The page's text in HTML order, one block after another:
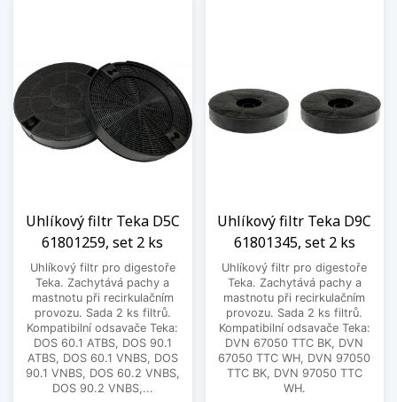
Uhlíkový filtr Teka D5C
61801259, set 2 ks
Uhlíkový filtr pro digestoře
Teka. Zachytává pachy a
mastnotu při recirkulačním
provozu. Sada 2 ks filtrů.
Kompatibilní odsavače Teka:
DOS 60.1 ATBS, DOS 90.1
ATBS, DOS 60.1 VNBS, DOS
90.1 VNBS, DOS 60.2 VNBS,
DOS 90.2 VNBS,...
Uhlíkový filtr Teka D9C
61801345, set 2 ks
Uhlíkový filtr pro digestoře
Teka. Zachytává pachy a
mastnotu při recirkulačním
provozu. Sada 2 ks filtrů.
Kompatibilní odsavače Teka:
DVN 67050 TTC BK, DVN
67050 TTC WH, DVN 97050
TTC BK, DVN 97050 TTC
WH.